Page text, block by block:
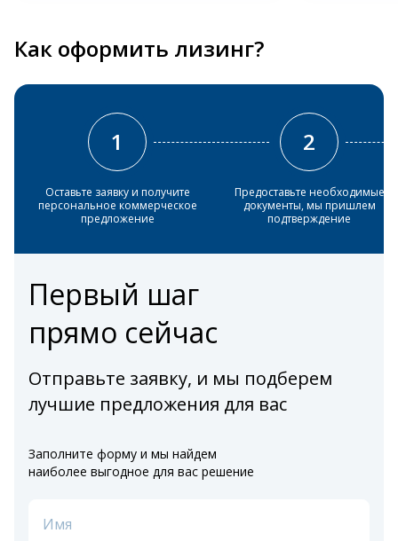
Как оформить лизинг?
1
Оставьте заявку и получите
персональное коммерческое
предложение
2
Предоставьте необходимые
документы, мы пришлем
подтверждение
Первый шаг
прямо сейчас
Отправьте заявку, и мы подберем
лучшие предложения для вас
Заполните форму и мы найдем
наиболее выгодное для вас решение
Имя